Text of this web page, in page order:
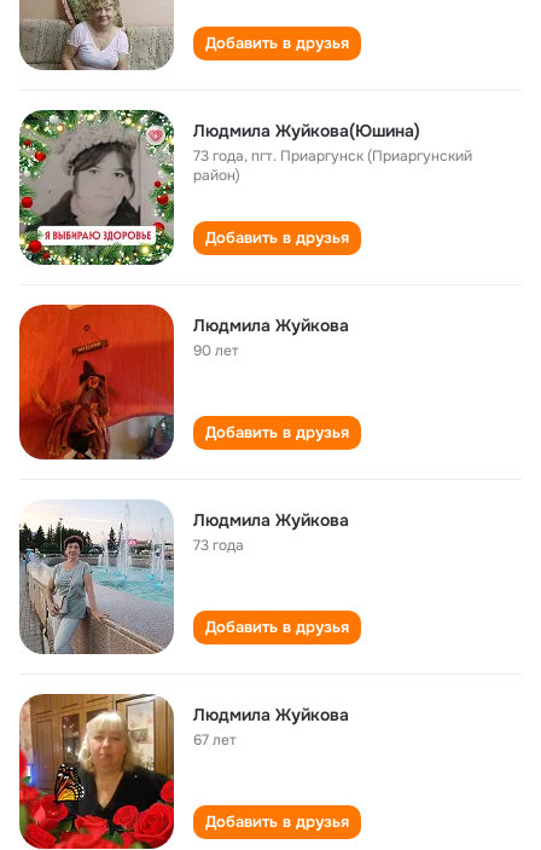
Добавить в друзья
Людмила Жуйкова(Юшина)
73 года,пгт. Приаргунск (Приаргунский
район)
Добавить в друзья
Людмила Жуйкова
90 лет
Добавить в друзья
Людмила Жуйкова
73 года
Добавить в друзья
Людмила Жуйкова
67 лет
Добавить в друзья